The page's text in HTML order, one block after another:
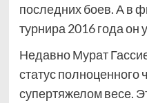
последних боев. А в
турнира 2016 года он
Недавно Мурат
статус полноценного
супертяжелом весе.